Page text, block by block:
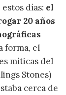
días: el
20 años
forma, el
míticas del
Stones)
cerca de